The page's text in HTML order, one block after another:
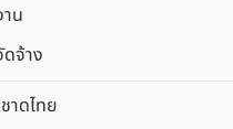
น
จ้าง
าดไทย